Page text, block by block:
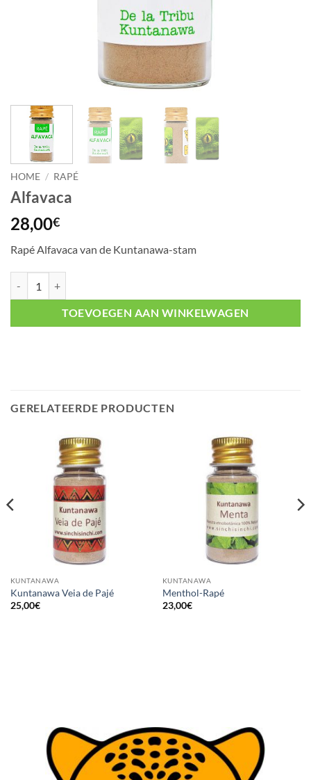
HOME / RAPÉ
Alfavaca
28,00€
Rapé Alfavaca van de Kuntanawa-stam
TOEVOEGEN AAN WINKELWAGEN
GERELATEERDE PRODUCTEN
KUNTANAWA
Kuntanawa Veia de Pajé
25,00€
KUNTANAWA
Menthol-Rapé
23,00€